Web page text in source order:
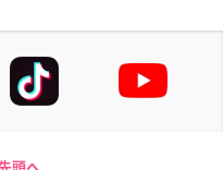
頭へ